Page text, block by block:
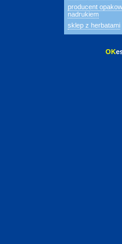
producent
nadrukiem
sklep z herbatami
OK